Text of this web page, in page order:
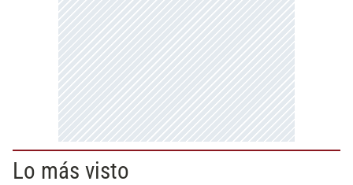
Lo más visto